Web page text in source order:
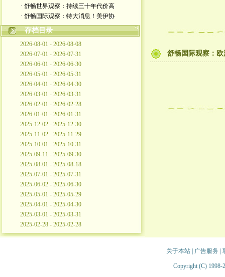
· 舒畅世界观察：持续三十年代价高
· 舒畅国际观察：特大消息！美伊协
存档目录
2026-08-01 - 2026-08-08
2026-07-01 - 2026-07-31
2026-06-01 - 2026-06-30
2026-05-01 - 2026-05-31
2026-04-01 - 2026-04-30
2026-03-01 - 2026-03-31
2026-02-01 - 2026-02-28
2026-01-01 - 2026-01-31
2025-12-02 - 2025-12-30
2025-11-02 - 2025-11-29
2025-10-01 - 2025-10-31
2025-09-11 - 2025-09-30
2025-08-01 - 2025-08-18
2025-07-01 - 2025-07-31
2025-06-02 - 2025-06-30
2025-05-01 - 2025-05-29
2025-04-01 - 2025-04-30
2025-03-01 - 2025-03-31
2025-02-28 - 2025-02-28
舒畅国际观察：
关于本站| 广告服务
Copyright (C) 1998-